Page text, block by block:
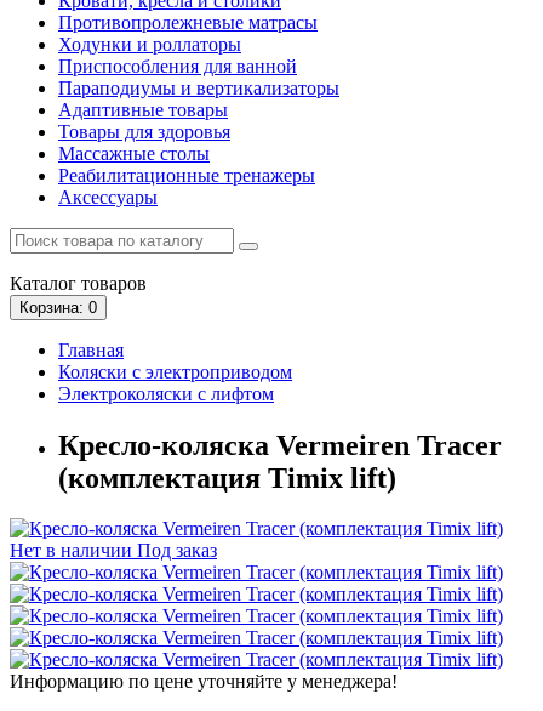
Противопролежневые матрасы
Ходунки и роллаторы
Приспособления для ванной
Параподиумы и вертикализаторы
Адаптивные товары
Товары для здоровья
Массажные столы
Реабилитационные тренажеры
Аксессуары
Каталог товаров
Корзина: 0
Главная
Коляски с электроприводом
Электроколяски с лифтом
Кресло-коляска Vermeiren Tracer
(комплектация Timix lift)
Нет в наличии Под заказ
Информацию по цене уточняйте у менеджера!